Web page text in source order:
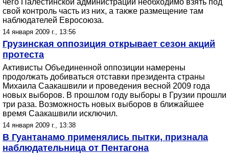
чего Палестинской администрации необходимо взять под
свой контроль часть из них, а также размещение там
наблюдателей Евросоюза.
14 января 2009 г., 13:56
Грузинская оппозиция открывает сезон акций
протеста
Активисты Объединенной оппозиции намерены
продолжать добиваться отставки президента страны
Михаила Саакашвили и проведения весной 2009 года
новых выборов. В прошлом году выборы в Грузии прошли
три раза. Возможность новых выборов в ближайшее
время Саакашвили исключил.
14 января 2009 г., 13:38
В Гуантанамо применялись пытки, признала
наблюдательница от Пентагона